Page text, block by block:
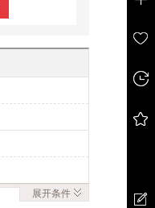
展开条件